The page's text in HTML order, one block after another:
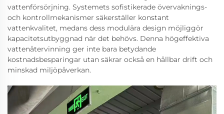
vattenförsörjning. Systemets sofistikerade övervaknings-
och kontrollmekanismer säkerställer konstant
vattenkvalitet, medans dess modulära design möjliggör
kapacitetsutbyggnad när det behövs. Denna högeffektiva
vattenåtervinning ger inte bara betydande
kostnadsbesparingar utan säkrar också en hållbar drift och
minskad miljöpåverkan.